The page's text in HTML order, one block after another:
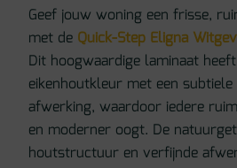
Geef jouw woning een frisse,
met de Quick-Step Eligna
Dit hoogwaardige laminaat
eikenhoutkleur met een
afwerking, waardoor iedere
en moderner oogt. De
houtstructuur en verfijnde